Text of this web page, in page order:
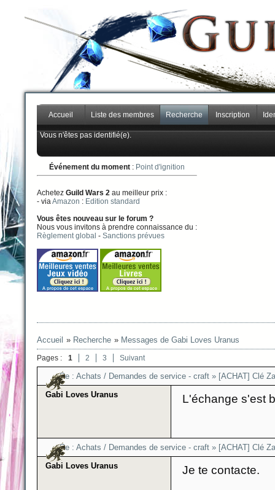
Accueil Liste des membres Recherche Inscription
Vous n'êtes pas identifié(e).
Événement du moment : Point d'ignition
Achetez Guild Wars 2 au meilleur prix :
- viaAmazon : Edition standard
Vous êtes nouveau sur le forum ?
Nous vous invitons à prendre connaissance du :
Règlement global - Sanctions prévues
Accueil » Recherche » Messages de Gabi Loves Uranus
Pages : 1 2 3 Suivant
Re : Achats / Demandes de service - craft » [ACHAT] Clé
Gabi Loves Uranus
L'échange s'est
Re : Achats / Demandes de service - craft » [ACHAT] Clé
Gabi Loves Uranus
Je te contacte.